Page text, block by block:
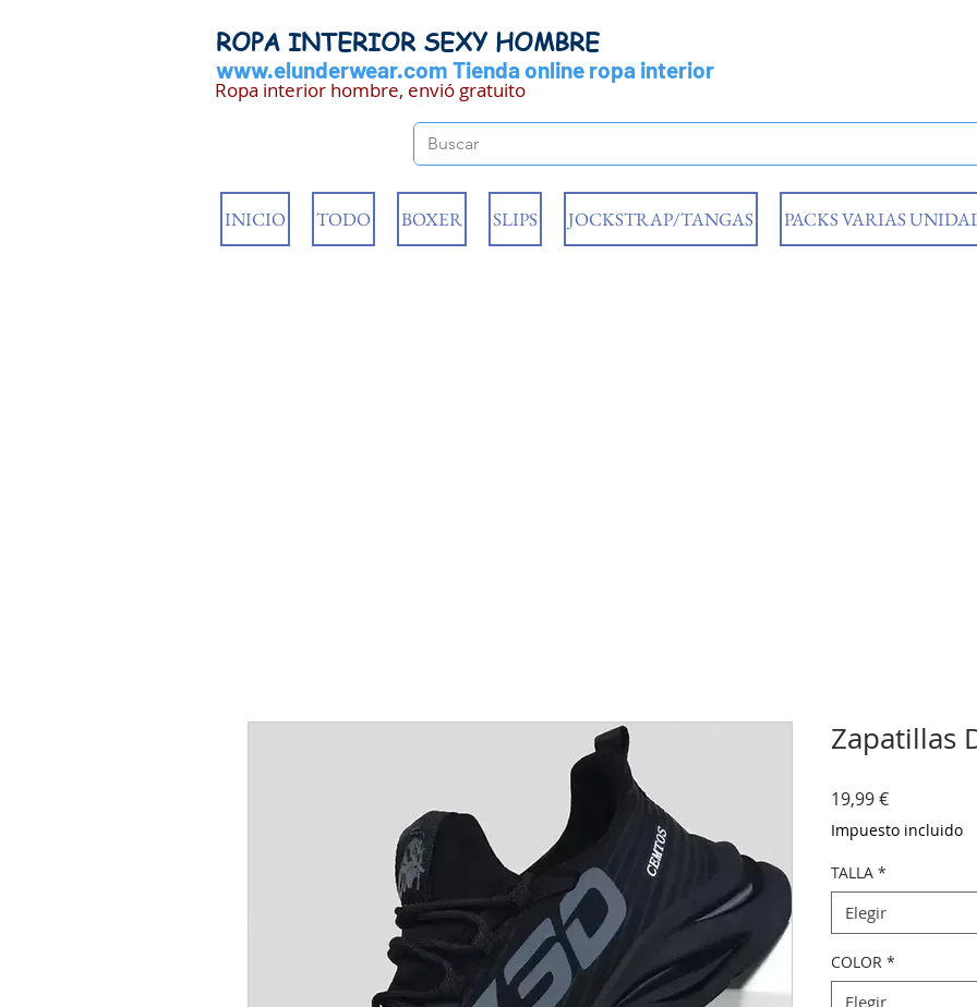
ROPA INTERIOR SEXY HOMBRE
www.elunderwear.com Tienda online ropa interior
Ropa interior hombre, envió gratuito
INICIO TODO BOXER SLIPS JOCKSTRAP/TANGAS PACKS VARIAS
Zapatillas
19,99 €Precio
Impuesto incluido
TALLA *
Elegir
COLOR *
Elegir